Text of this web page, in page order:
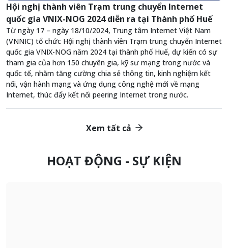
Hội nghị thành viên Trạm trung chuyển Internet
quốc gia VNIX-NOG 2024 diễn ra tại Thành phố Huế
Từ ngày 17 – ngày 18/10/2024, Trung tâm Internet Việt Nam
(VNNIC) tổ chức Hội nghị thành viên Trạm trung chuyển Internet
quốc gia VNIX-NOG năm 2024 tại thành phố Huế, dự kiến có sự
tham gia của hơn 150 chuyên gia, kỹ sư mạng trong nước và
quốc tế, nhằm tăng cường chia sẻ thông tin, kinh nghiệm kết
nối, vận hành mạng và ứng dụng công nghệ mới về mạng
Internet, thúc đẩy kết nối peering Internet trong nước.
Xem tất cả
HOẠT ĐỘNG - SỰ KIỆN